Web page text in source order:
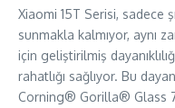
Xiaomi 15T Serisi, sadece
sunmakla kalmıyor, aynı
için geliştirilmiş
rahatlığı sağlıyor. Bu
Corning® Gorilla® Glass 7i